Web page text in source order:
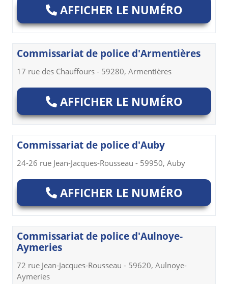
AFFICHER LE NUMÉRO
Commissariat de police d'Armentières
17 rue des Chauffours - 59280, Armentières
AFFICHER LE NUMÉRO
Commissariat de police d'Auby
24-26 rue Jean-Jacques-Rousseau - 59950, Auby
AFFICHER LE NUMÉRO
Commissariat de police d'Aulnoye-
Aymeries
72 rue Jean-Jacques-Rousseau - 59620, Aulnoye-
Aymeries